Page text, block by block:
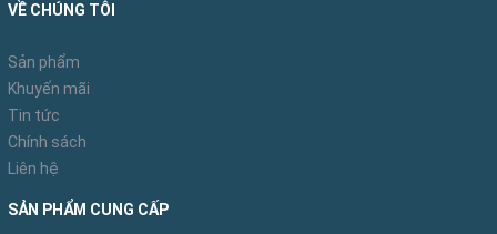
– Gọn nhẹ, tiện dụng có thể sử dụng 2 dạng thang
chữ A và chữ I
– Khóa gập tự động an toàn
– Thang nhôm chữ A không được sử dụng như
một chiếc thang đơn (trừ những thang thiết kế đa
năng) hoặc đang trong tình trạng mở một phần.
VỀ CHÚNG TÔI
Sản phẩm
Khuyến mãi
Tin tức
Chính sách
Liên hệ
SẢN PHẨM CUNG CẤP